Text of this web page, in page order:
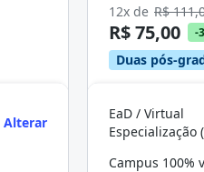
Alterar
12x de R$
R$ 75,00 -
Duas pós-
EaD / Virtual
Campus 100%